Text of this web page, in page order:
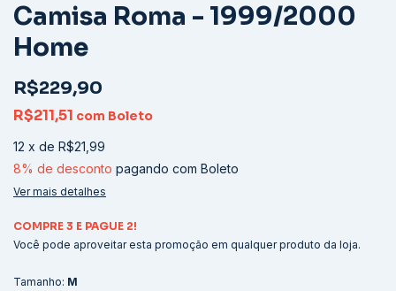
Camisa Roma - 1999/2000
Home
R$229,90
R$211,51 com Boleto
12 x de R$21,99
8% de desconto pagando com Boleto
Ver mais detalhes
COMPRE 3 E PAGUE 2!
Você pode aproveitar esta promoção em qualquer produto da loja.
Tamanho: M